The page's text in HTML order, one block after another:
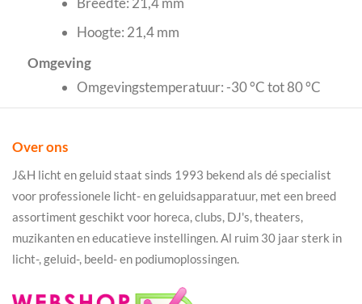
Hoogte: 21,4 mm
Omgeving
Omgevingstemperatuur: -30 °C tot 80 °C
Over ons
J&H licht en geluid staat sinds 1993 bekend als dé specialist
voor professionele licht- en geluidsapparatuur, met een breed
assortiment geschikt voor horeca, clubs, DJ's, theaters,
muzikanten en educatieve instellingen. Al ruim 30 jaar sterk in
licht-, geluid-, beeld- en podiumoplossingen.